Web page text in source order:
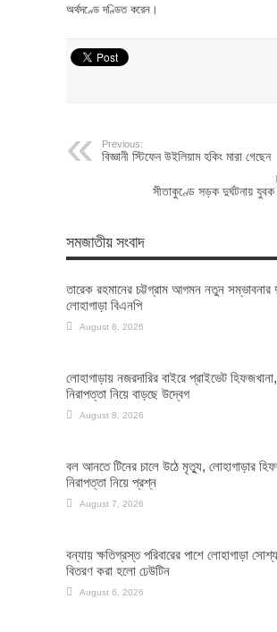
অর্থদণ্ডে দণ্ডিত করেন।
Previous:
বিজ্ঞানী স্টিফেন উইলিয়াম হকিং মারা গেছেন
সীতাকুণ্ডে সড়ক দুর্ঘটনায় যুবক
সমজাতীয় সংবাদ
তারেক রহমানের চট্টগ্রাম আগমন নতুন সম্ভাবনার
লোহাগাড়া বিএনপি
August 8, 2026
লোহাগাড়ায় নজরদারির বাইরে প্রাইভেট
নিরাপত্তা নিয়ে বাড়ছে উদ্বেগ
August 8, 2026
বল আনতে টিনের চালে উঠে মৃত্যু, লোহাগাড়ার
নিরাপত্তা নিয়ে প্রশ্ন
August 7, 2026
বন্যায় ক্ষতিগ্রস্ত পরিবারের পাশে লোহাগাড়া
বিতরণ করা হলো ঢেউটিন
August 6, 2026